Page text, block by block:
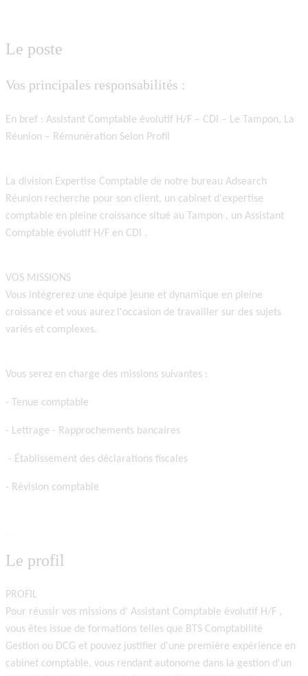
Le poste
Vos principales responsabilités :
En bref : Assistant Comptable évolutif H/F – CDI – Le Tampon, La
Réunion – Rémunération Selon Profil
La division Expertise Comptable de notre bureau Adsearch
Réunion recherche pour son client, un cabinet d'expertise
comptable en pleine croissance situé au Tampon , un Assistant
Comptable évolutif H/F en CDI .
VOS MISSIONS
Vous intégrerez une équipe jeune et dynamique en pleine
croissance et vous aurez l'occasion de travailler sur des sujets
variés et complexes.
Vous serez en charge des missions suivantes :
- Tenue comptable
- Lettrage - Rapprochements bancaires
- Établissement des déclarations fiscales
- Révision comptable
Le profil
PROFIL
Pour réussir vos missions d' Assistant Comptable évolutif H/F ,
vous êtes issue de formations telles que BTS Comptabilité
Gestion ou DCG et pouvez justifier d'une première expérience en
cabinet comptable, vous rendant autonome dans la gestion d'un